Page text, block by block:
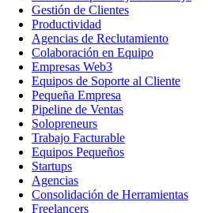
Gestión de Clientes
Productividad
Agencias de Reclutamiento
Colaboración en Equipo
Empresas Web3
Equipos de Soporte al Cliente
Pequeña Empresa
Pipeline de Ventas
Solopreneurs
Trabajo Facturable
Equipos Pequeños
Startups
Agencias
Consolidación de Herramientas
Freelancers